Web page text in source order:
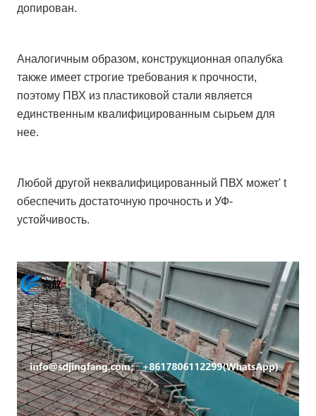
допирован.
Аналогичным образом, конструкционная опалубка
также имеет строгие требования к прочности,
поэтому ПВХ из пластиковой стали является
единственным квалифицированным сырьем для
нее.
Любой другой неквалифицированный ПВХ может' t
обеспечить достаточную прочность и УФ-
устойчивость.